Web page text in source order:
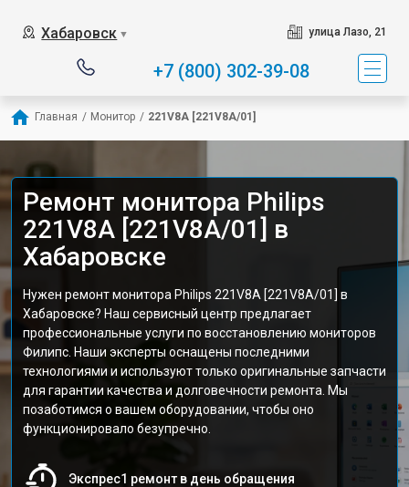
Хабаровск ▼ улица Лазо, 21
+7 (800) 302-39-08
Главная / Монитор / 221V8A [221V8A/01]
Ремонт монитора Philips
221V8A [221V8A/01] в
Хабаровске
Нужен ремонт монитора Philips 221V8A [221V8A/01] в
Хабаровске? Наш сервисный центр предлагает
профессиональные услуги по восстановлению мониторов
Филипс. Наши эксперты оснащены последними
технологиями и используют только оригинальные запчасти
для гарантии качества и долговечности ремонта. Мы
позаботимся о вашем оборудовании, чтобы оно
функционировало безупречно.
Экспрес1 ремонт в день обращения